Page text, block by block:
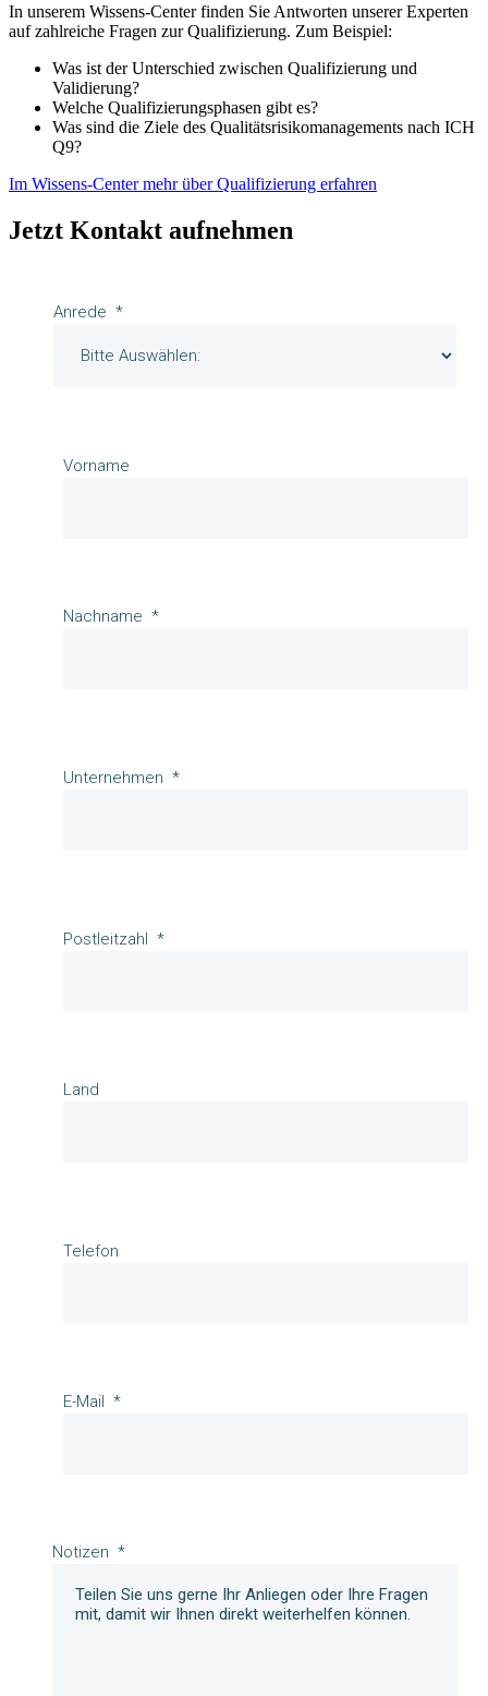
In unserem Wissens-Center finden Sie Antworten unserer Experten
auf zahlreiche Fragen zur Qualifizierung. Zum Beispiel:
Was ist der Unterschied zwischen Qualifizierung und
Validierung?
Welche Qualifizierungsphasen gibt es?
Was sind die Ziele des Qualitätsrisikomanagements nach ICH
Q9?
Im Wissens-Center mehr über Qualifizierung erfahren
Jetzt Kontakt aufnehmen
Anrede
Vorname
Nachname
Unternehmen
Postleitzahl
Land
Telefon
E-Mail
Notizen